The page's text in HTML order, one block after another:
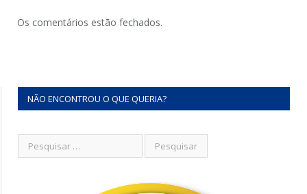
Os comentários estão fechados.
NÃO ENCONTROU O QUE QUERIA?